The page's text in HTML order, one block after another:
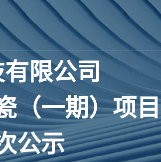
有限公司
（一期）项目
公示